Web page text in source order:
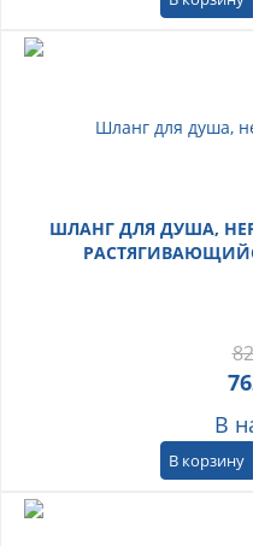
ШЛАНГ ДЛЯ ДУША,
В
В корзину